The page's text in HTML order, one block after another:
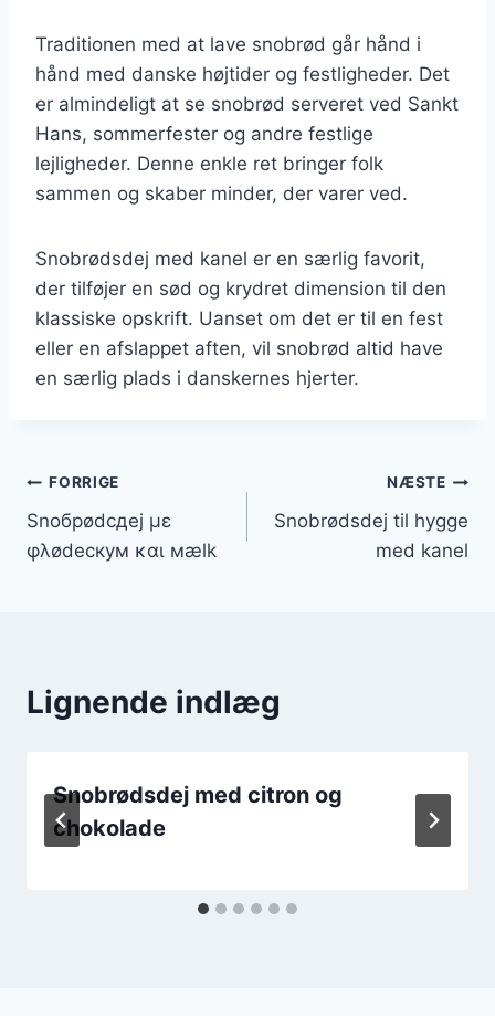
Traditionen med at lave snobrød går hånd i
hånd med danske højtider og festligheder. Det
er almindeligt at se snobrød serveret ved Sankt
Hans, sommerfester og andre festlige
lejligheder. Denne enkle ret bringer folk
sammen og skaber minder, der varer ved.
Snobrødsdej med kanel er en særlig favorit,
der tilføjer en sød og krydret dimension til den
klassiske opskrift. Uanset om det er til en fest
eller en afslappet aften, vil snobrød altid have
en særlig plads i danskernes hjerter.
Indlægsnavigation
FORRIGE
Snобрødсдеј με
φλødескум και мælk
NÆSTE
Snobrødsdej til hygge
med kanel
Lignende indlæg
Snobrødsdej med citron og
chokolade